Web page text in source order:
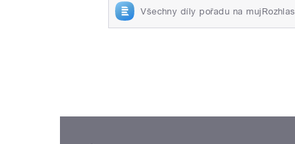
Všechny díly pořadu na mujRozhlas